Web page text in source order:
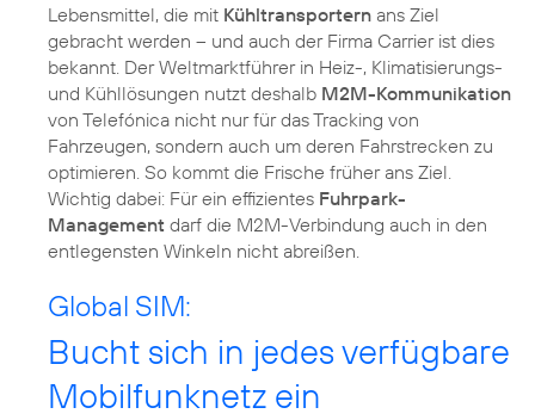
Lebensmittel, die mit Kühltransportern ans Ziel
gebracht werden – und auch der Firma Carrier ist dies
bekannt. Der Weltmarktführer in Heiz-, Klimatisierungs-
und Kühllösungen nutzt deshalb M2M-Kommunikation
von Telefónica nicht nur für das Tracking von
Fahrzeugen, sondern auch um deren Fahrstrecken zu
optimieren. So kommt die Frische früher ans Ziel.
Wichtig dabei: Für ein effizientes Fuhrpark-
Management darf die M2M-Verbindung auch in den
entlegensten Winkeln nicht abreißen.
Global SIM:
Bucht sich in jedes verfügbare
Mobilfunknetz ein